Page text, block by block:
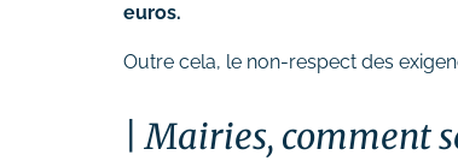
euros.
Outre cela, le non-respect des
Mairies, comment